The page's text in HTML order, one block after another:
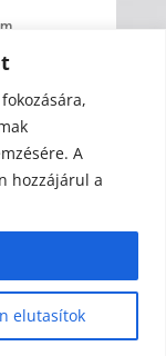
A
hozzájárul a
elutasítok
|